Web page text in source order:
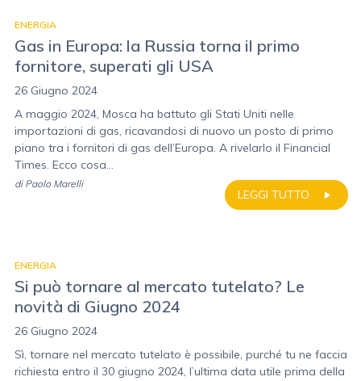
ENERGIA
Gas in Europa: la Russia torna il primo
fornitore, superati gli USA
26 Giugno 2024
A maggio 2024, Mosca ha battuto gli Stati Uniti nelle
importazioni di gas, ricavandosi di nuovo un posto di primo
piano tra i fornitori di gas dell’Europa. A rivelarlo il Financial
Times. Ecco cosa...
LEGGI TUTTO
di Paolo Marelli
ENERGIA
Si può tornare al mercato tutelato? Le
novità di Giugno 2024
26 Giugno 2024
Sì, tornare nel mercato tutelato è possibile, purché tu ne faccia
richiesta entro il 30 giugno 2024, l’ultima data utile prima della